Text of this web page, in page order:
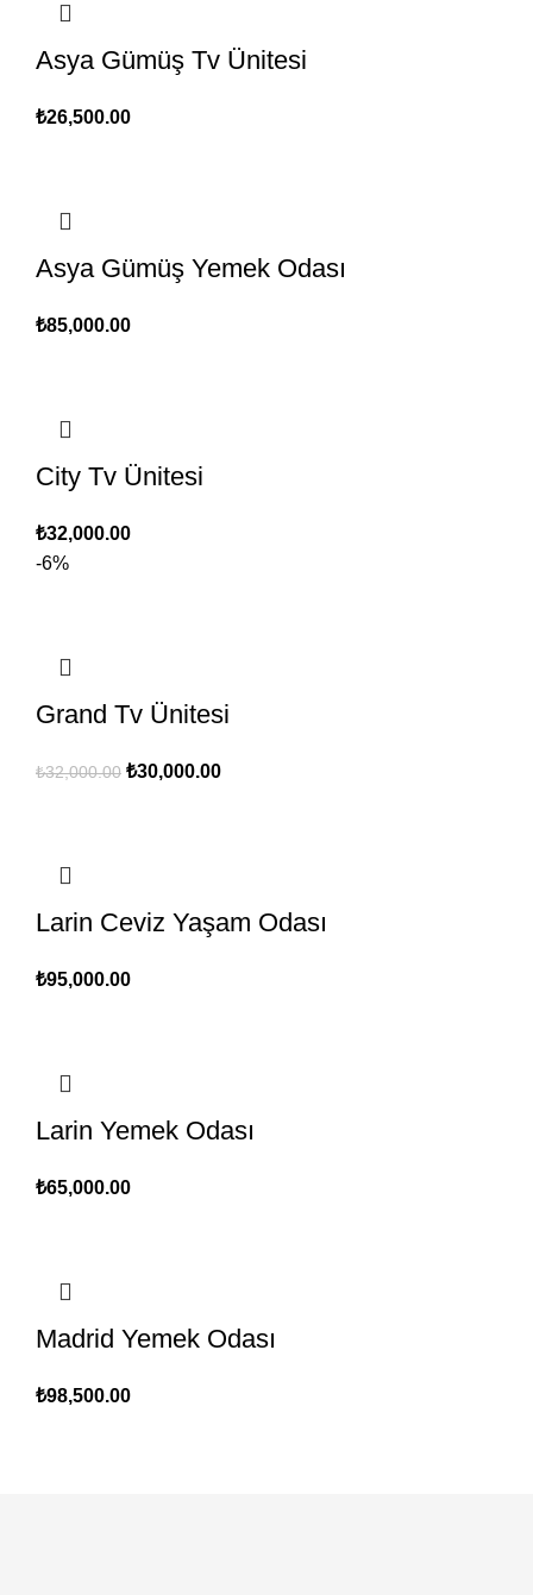
Asya Gümüş Tv Ünitesi
₺26,500.00
Asya Gümüş Yemek Odası
₺85,000.00
City Tv Ünitesi
₺32,000.00
-6%
Grand Tv Ünitesi
₺32,000.00 Orijinal
₺30,000.00Şu
Larin Ceviz Yaşam Odası
₺95,000.00
Larin Yemek Odası
₺65,000.00
Madrid Yemek Odası
₺98,500.00